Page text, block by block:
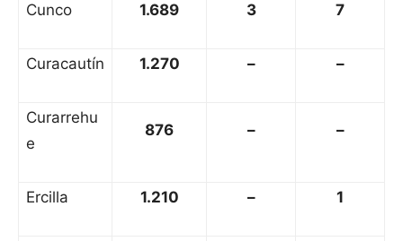
Cunco 1.689 3 7
Curacautín 1.270 – –
Curarrehu
e
876 – –
Ercilla 1.210 – 1